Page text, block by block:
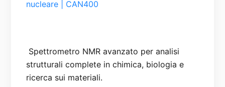
nucleare | CAN400
strutturali complete in chimica, biologia e